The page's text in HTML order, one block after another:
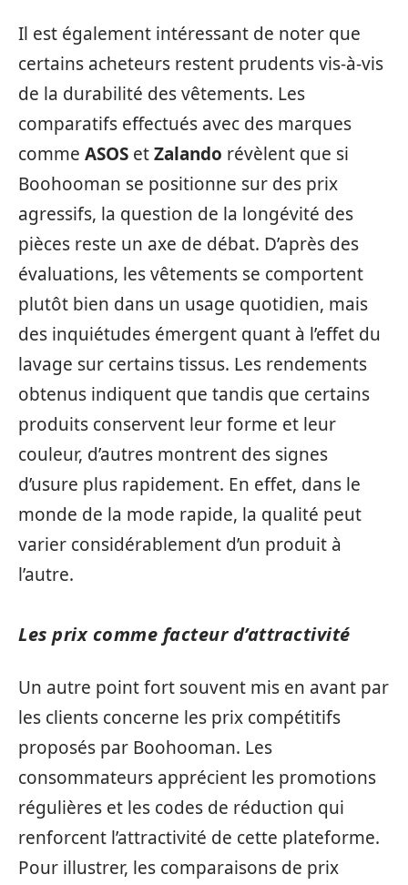
Il est également intéressant de noter que
certains acheteurs restent prudents vis-à-vis
de la durabilité des vêtements. Les
comparatifs effectués avec des marques
comme ASOS etZalando révèlent que si
Boohooman se positionne sur des prix
agressifs, la question de la longévité des
pièces reste un axe de débat. D’après des
évaluations, les vêtements se comportent
plutôt bien dans un usage quotidien, mais
des inquiétudes émergent quant à l’effet du
lavage sur certains tissus. Les rendements
obtenus indiquent que tandis que certains
produits conservent leur forme et leur
couleur, d’autres montrent des signes
d’usure plus rapidement. En effet, dans le
monde de la mode rapide, la qualité peut
varier considérablement d’un produit à
l’autre.
Les prix comme facteur d’attractivité
Un autre point fort souvent mis en avant par
les clients concerne les prix compétitifs
proposés par Boohooman. Les
consommateurs apprécient les promotions
régulières et les codes de réduction qui
renforcent l’attractivité de cette plateforme.
Pour illustrer, les comparaisons de prix